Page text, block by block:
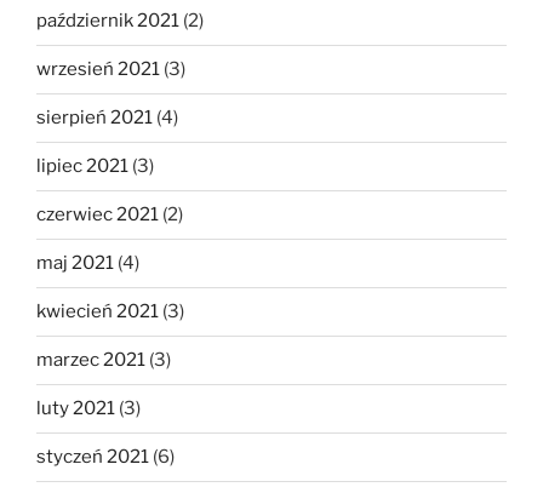
październik 2021 (2)
wrzesień 2021 (3)
sierpień 2021 (4)
lipiec 2021 (3)
czerwiec 2021 (2)
maj 2021 (4)
kwiecień 2021 (3)
marzec 2021 (3)
luty 2021 (3)
styczeń 2021 (6)